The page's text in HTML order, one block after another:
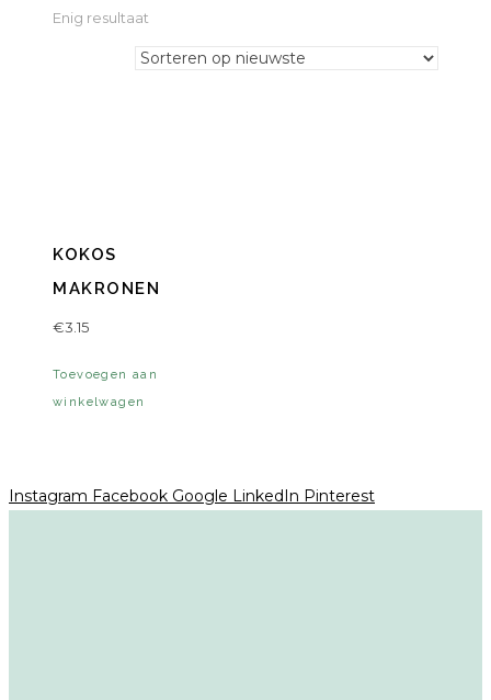
Enig resultaat
KOKOS
MAKRONEN
€3.15
Toevoegen aan
winkelwagen
Instagram Facebook Google LinkedIn Pinterest